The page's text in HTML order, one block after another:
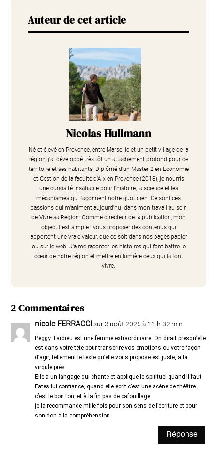
Auteur de cet article
Nicolas Hullmann
Né et élevé en Provence, entre Marseille et un petit village de la
région, j'ai développé très tôt un attachement profond pour ce
territoire et ses habitants. Diplômé d'un Master 2 en Économie
et Gestion de la faculté d'Aix-en-Provence (2018), je nourris
une curiosité insatiable pour l'histoire, la science et les
mécanismes qui façonnent notre quotidien. Ce sont ces
passions qui m'animent aujourd'hui dans mon travail au sein
de Vivre sa Région. Comme directeur de la publication, mon
objectif est simple : vous proposer des contenus qui
apportent une vraie valeur, que ce soit dans nos pages papier
ou sur le web. J'aime raconter les histoires qui font battre le
cœur de notre région et mettre en lumière ceux qui la font
vivre.
2 Commentaires
nicole FERRACCI sur 3 août 2025 à 11 h 32 min
Peggy Tardieu est une femme extraordinaire. On dirait presqu’elle
est dans votre tête pour transcrire vos émotions ou votre façon
d’agir, tellement le texte qu’elle vous propose est juste, à la
virgule près.
Elle à un langage qui chante et applique le spirituel quand il faut.
Fates lui confiance, quand elle écrit c’est une scène de théâtre ,
c’est le bon ton, et à la fin pas de cafouillage.
je la recommande mille fois pour son sens de l’écriture et pour
son don à la compréhension.
Réponse